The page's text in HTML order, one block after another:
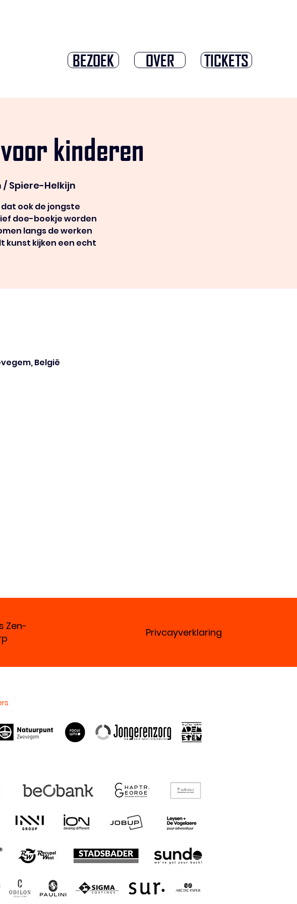
TICKETS
OVER
BEZOEK
kinderen
Spiere-Helkijn
ook de jongste
doe-boekje worden
langs de werken
kunst kijken een echt
België
Zen-
Privcayverklaring